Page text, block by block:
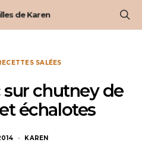
de Karen
SALÉES
chutney de
échalotes
KAREN